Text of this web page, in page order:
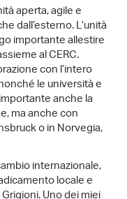
aperta, agile e
dall’esterno. L’unità
importante allestire
al CERC.
con l’intero
le università e
anche la
ma anche con
o in Norvegia,
internazionale,
locale e